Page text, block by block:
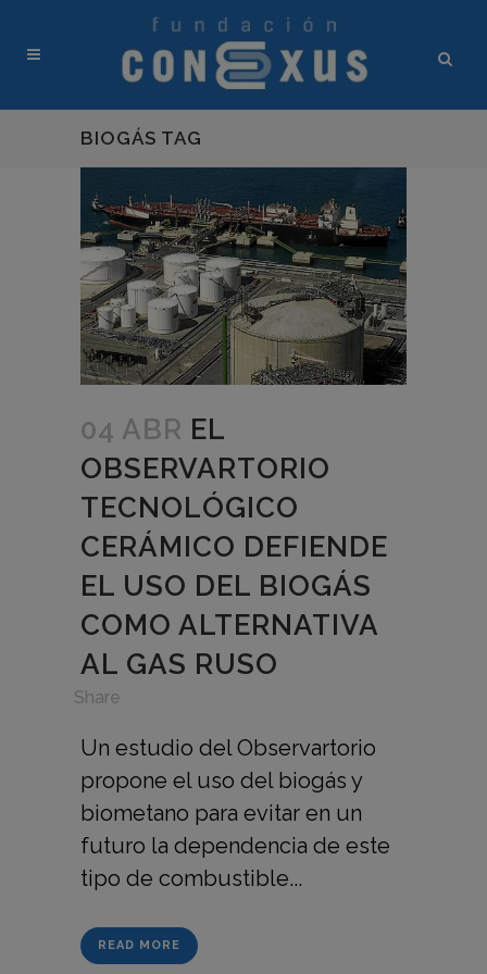
BIOGÁS TAG
04 ABR EL
OBSERVARTORIO
TECNOLÓGICO
CERÁMICO DEFIENDE
EL USO DEL BIOGÁS
COMO ALTERNATIVA
AL GAS RUSO
Share
Un estudio del Observartorio
propone el uso del biogás y
biometano para evitar en un
futuro la dependencia de este
tipo de combustible...
READ MORE